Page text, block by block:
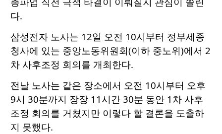
다.
삼성전자 노사는 12일 오전 10시부터 정부세종
청사에 있는 중앙노동위원회(이하 중노위)에서 2
차 사후조정 회의를 개최한다.
전날 노사는 같은 장소에서 오전 10시부터 오후
9시 30분까지 장장 11시간 30분 동안 1차 사후
조정 회의를 거쳤지만 이렇다 할 결론을 도출하
지 못했다.